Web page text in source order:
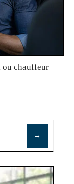
ou chauffeur